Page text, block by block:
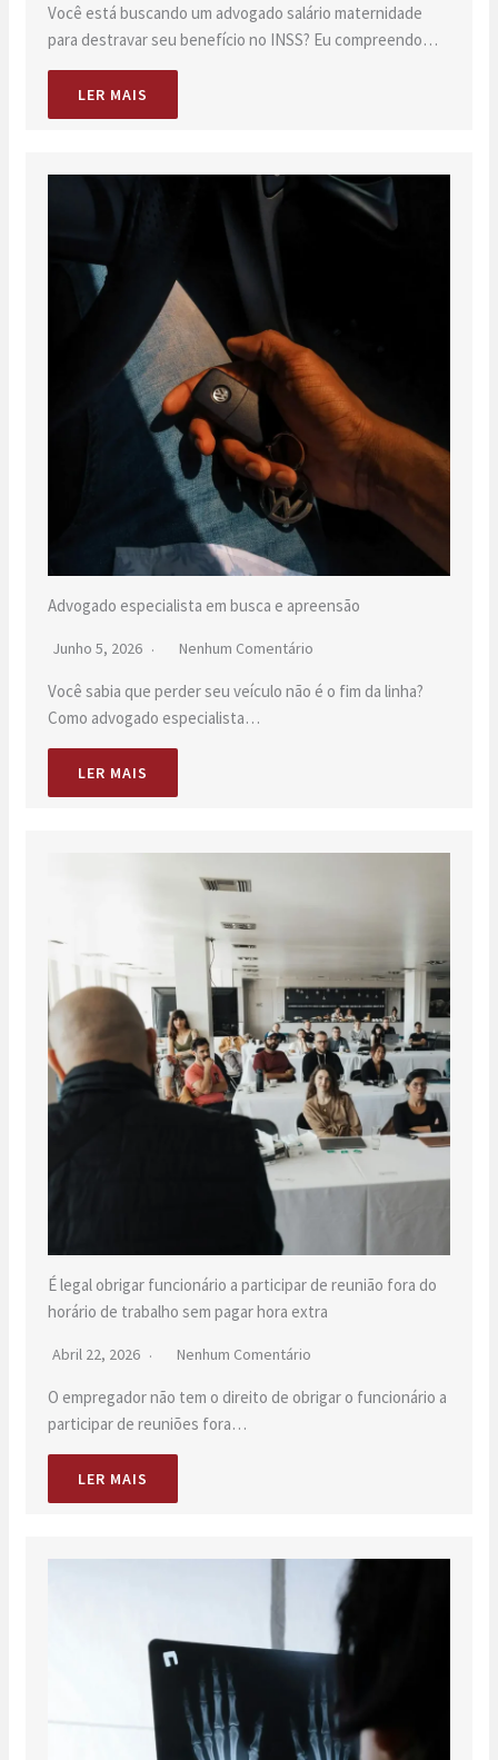
Você está buscando um advogado salário maternidade
para destravar seu benefício no INSS? Eu compreendo…
LER MAIS
Advogado especialista em busca e apreensão
Junho 5, 2026 Nenhum Comentário
Você sabia que perder seu veículo não é o fim da linha?
Como advogado especialista…
LER MAIS
É legal obrigar funcionário a participar de reunião fora do
horário de trabalho sem pagar hora extra
Abril 22, 2026 Nenhum Comentário
O empregador não tem o direito de obrigar o funcionário a
participar de reuniões fora…
LER MAIS